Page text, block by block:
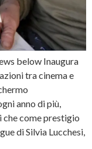
below Inaugura
tra cinema e
anno di più,
che come prestigio
di Silvia Lucchesi,